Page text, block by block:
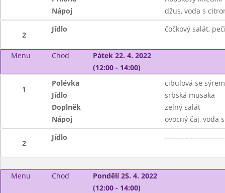
Nápoj
džus, voda s
2
Jídlo čočkový salát,
Menu Chod
Pátek 22. 4. 2022
(12:00 - 14:00)
1
Polévka
cibulová se sýrem
Jídlo
srbská musaka
Doplněk
zelný salát
Nápoj
ovocný čaj, voda
2
Jídlo
Menu Chod
Pondělí 25. 4. 2022
(12:00 - 14:00)